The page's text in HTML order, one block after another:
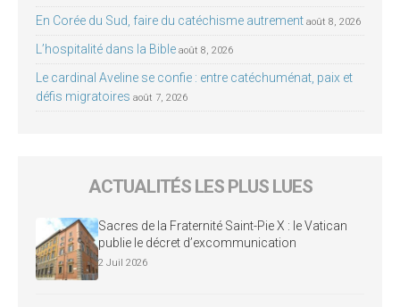
En Corée du Sud, faire du catéchisme autrement août 8, 2026
L’hospitalité dans la Bible août 8, 2026
Le cardinal Aveline se confie : entre catéchuménat, paix et
défis migratoires août 7, 2026
ACTUALITÉS LES PLUS LUES
Sacres de la Fraternité Saint-Pie X : le Vatican
publie le décret d’excommunication
2 Juil 2026